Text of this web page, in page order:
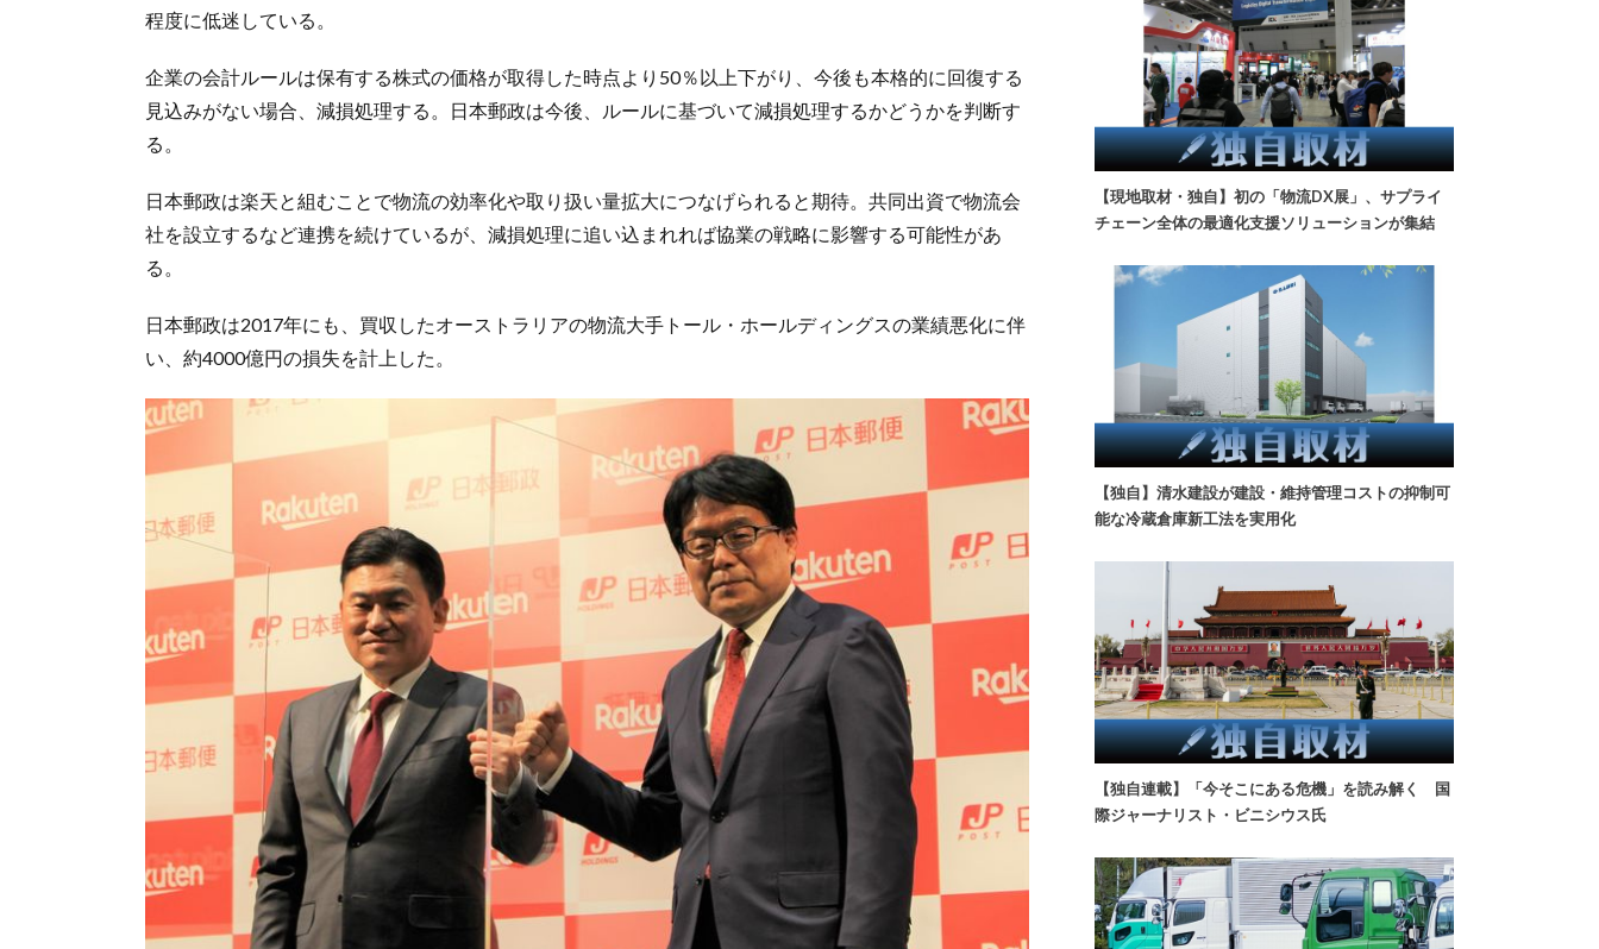
程度に低迷している。
企業の会計ルールは保有する株式の価格が取得した時点より50％以上下がり、今後も本格的に回復する
見込みがない場合、減損処理する。日本郵政は今後、ルールに基づいて減損処理するかどうかを判断す
る。
日本郵政は楽天と組むことで物流の効率化や取り扱い量拡大につなげられると期待。共同出資で物流会
社を設立するなど連携を続けているが、減損処理に追い込まれれば協業の戦略に影響する可能性があ
る。
日本郵政は2017年にも、買収したオーストラリアの物流大手トール・ホールディングスの業績悪化に伴
い、約4000億円の損失を計上した。
【現地取材・独自】初の「物流DX展」、サプライ
チェーン全体の最適化支援ソリューションが集結
【独自】清水建設が建設・維持管理コストの抑制可
能な冷蔵倉庫新工法を実用化
【独自連載】「今そこにある危機」を読み解く 国
際ジャーナリスト・ビニシウス氏